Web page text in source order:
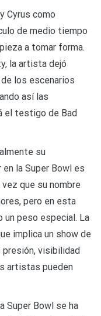
de
la
Bowl
2027?
Cyrus como
de medio tiempo
a tomar forma.
la artista dejó
los escenarios
así las
el testigo de Bad
su
la Super Bowl es
que su nombre
pero en esta
un peso especial. La
implica un show de
visibilidad
artistas pueden
Super Bowl se ha